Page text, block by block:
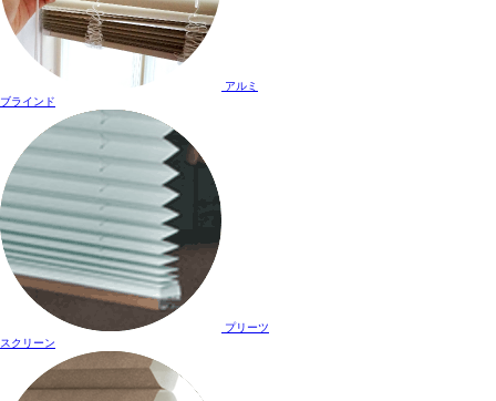
アルミ
ブラインド
プリーツ
スクリーン